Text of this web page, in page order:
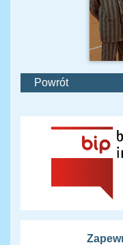
Powrót